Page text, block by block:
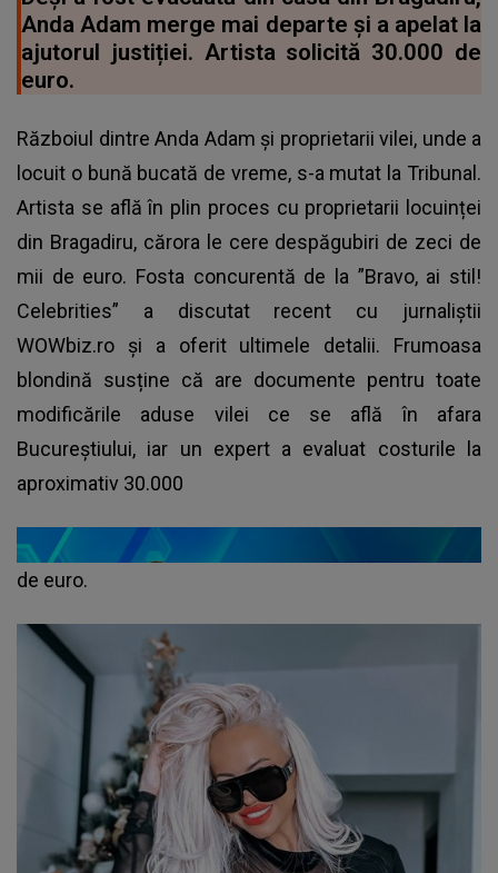
Anda Adam merge mai departe și a apelat la
ajutorul justiției. Artista solicită 30.000 de
euro.
Războiul dintre Anda Adam și proprietarii vilei, unde a
locuit o bună bucată de vreme, s-a mutat la Tribunal.
Artista se află în plin proces cu proprietarii locuinței
din Bragadiru, cărora le cere despăgubiri de zeci de
mii de euro. Fosta concurentă de la ”Bravo, ai stil!
Celebrities” a discutat recent cu jurnaliștii
WOWbiz.ro și a oferit ultimele detalii. Frumoasa
blondină susține că are documente pentru toate
modificările aduse vilei ce se află în afara
Bucureștiului, iar un expert a evaluat costurile la
aproximativ 30.000
de euro.